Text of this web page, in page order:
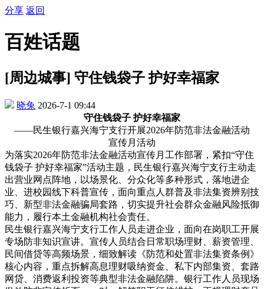
分享 返回
百姓话题
[周边城事] 守住钱袋子 护好幸福家
晓兔 2026-7-1 09:44
守住钱袋子 护好幸福家
——民生银行嘉兴海宁支行开展2026年防范非法金融活动
宣传月活动
为落实2026年防范非法金融活动宣传月工作部署，紧扣“守住
钱袋子 护好幸福家”活动主题， 民生银行嘉兴海宁支行主动走
出营业网点阵地，以场景化、分众化等多种形式，落地进企
业、进校园线下科普宣传，面向重点人群普及非法集资辨别技
巧、新型非法金融骗局套路，切实提升社会群众金融风险抵御
能力，履行本土金融机构社会责任。
民生银行嘉兴海宁支行工作人员走进企业，面向在岗职工开展
专场防非知识宣讲。宣传人员结合日常职场理财、薪资管理、
民间借贷等高频场景，细致解读《防范和处置非法集资条例》
核心内容，重点拆解高息理财吸纳资金、私下内部集资、套路
网贷、消费返利投资等典型非法金融陷阱。银行工作人员现场